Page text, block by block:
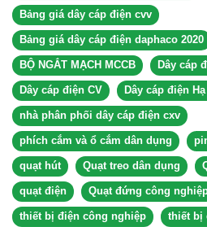
Bảng giá dây cáp điện cvv
Bảng giá dây cáp điện daphaco 2020
BỘ NGẮT MẠCH MCCB Dây cáp
Dây cáp điện CV Dây cáp điện
nhà phân phối dây cáp điện cxv
phích cắm và ổ cắm dân dụng
quạt hút Quạt treo dân dụng
quạt điện Quạt đứng công
thiết bị điện công nghiệp thiết bị